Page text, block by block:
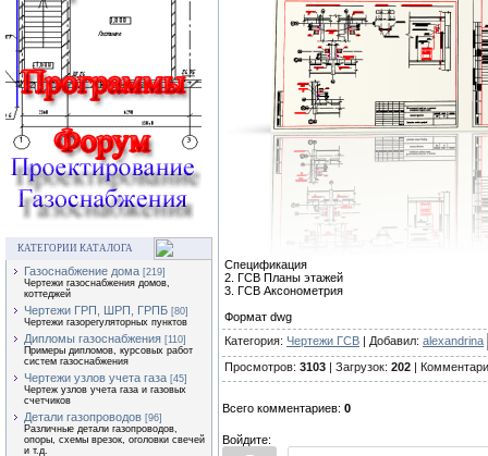
КАТЕГОРИИ КАТАЛОГА
Газоснабжение дома [219]
Чертежи газоснабжения домов,
коттеджей
Чертежи ГРП, ШРП, ГРПБ [80]
Чертежи газорегуляторных пунктов
Дипломы газоснабжения [110]
Примеры дипломов, курсовых работ
систем газоснабжения
Чертежи узлов учета газа [45]
Чертеж узлов учета газа и газовых
счетчиков
Детали газопроводов [96]
Различные детали газопроводов,
опоры, схемы врезок, оголовки свечей
и т.д.
Спецификация
2. ГСВ Планы этажей
3. ГСВ Аксонометрия
Формат dwg
Категория: Чертежи ГСВ | Добавил: alexandrina
Просмотров: 3103 | Загрузок: 202 |
Всего комментариев: 0
Войдите: